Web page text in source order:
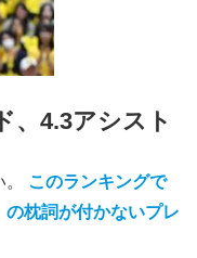
、4.3アシスト
このランキングで
枕詞が付かないプレ